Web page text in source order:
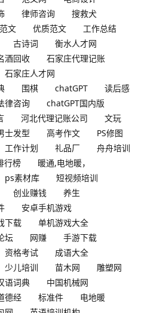
律师咨询
搜救犬
文 优质范文
工作总结
古诗词
衡水人才网
酒回收
石家庄代理记账
石家庄人才网
围棋 chatGPT
读后感
律咨询
chatGPT国内版
河北代理记账公司
文玩
士发型 高考作文
PS修图
工作计划 礼品厂
舟舟培训
行榜
暖通,电地暖，
ps素材库
短视频培训
创业赚钱
养生
安卓手机游戏
下载
单机游戏大全
坛 网赚
手游下载
资格考试
成语大全
少儿培训 苗木网
雕塑网
语词典
中国机械网
德经 标准件
电地暖